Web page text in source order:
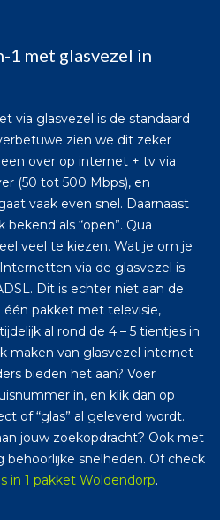
met glasvezel in
via glasvezel is de standaard
zien we dit zeker
over op internet + tv via
(50 tot 500 Mbps), en
vaak even snel. Daarnaast
als “open”. Qua
veel te kiezen. Wat je om je
via de glasvezel is
Dit is echter niet aan de
één pakket met televisie,
al rond de 4 – 5 tientjes in
maken van glasvezel internet
bieden het aan? Voer
in, en klik dan op
of “glas” al geleverd wordt.
jouw zoekopdracht? Ook met
behoorlijke snelheden. Of check
in 1 pakket Woldendorp.